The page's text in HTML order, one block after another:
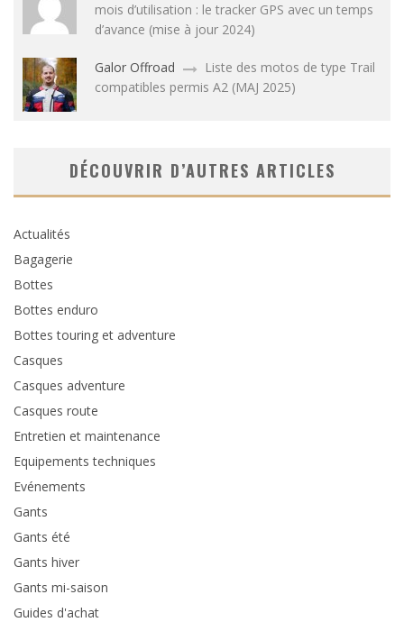
mois d’utilisation : le tracker GPS avec un temps
d’avance (mise à jour 2024)
Galor Offroad
Liste des motos de type Trail
compatibles permis A2 (MAJ 2025)
DÉCOUVRIR D’AUTRES ARTICLES
Actualités
Bagagerie
Bottes
Bottes enduro
Bottes touring et adventure
Casques
Casques adventure
Casques route
Entretien et maintenance
Equipements techniques
Evénements
Gants
Gants été
Gants hiver
Gants mi-saison
Guides d'achat